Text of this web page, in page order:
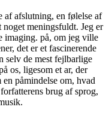
af afslutning, en følelse af
meningsfuldt. Jeg er
imaging. på, om jeg ville
det er et fascinerende
de mest fejlbarlige
os, ligesom et ar, der
påmindelse om, hvad
brug af sprog,